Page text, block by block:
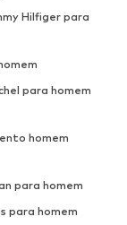
Hilfiger para
para homem
homem
para homem
para homem